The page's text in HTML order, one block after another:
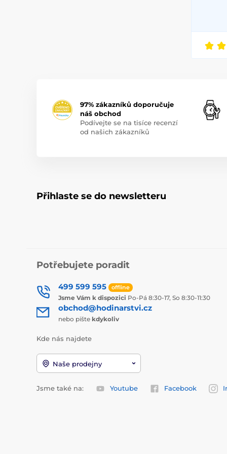
97% zákazníků doporučuje
náš obchod
Podívejte se na tisíce recenzí
od našich zákazníků
Přihlaste se do newsletteru
Potřebujete poradit
499 599 595 offline
Jsme Vám k dispozici Po-Pá 8:30-17, So 8:30-11:30
obchod@hodinarstvi.cz
nebo pište kdykoliv
Kde nás najdete
Naše prodejny
Jsme také na: Youtube Facebook